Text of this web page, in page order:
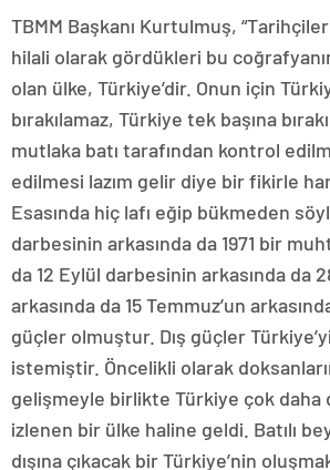
TBMM Başkanı Kurtulmuş,
hilali olarak gördükleri bu
olan ülke, Türkiye’dir. Onun için
bırakılamaz, Türkiye tek başına
mutlaka batı tarafından kontrol
edilmesi lazım gelir diye bir fikirle
Esasında hiç lafı eğip bükmeden
darbesinin arkasında da 1971 bir
da 12 Eylül darbesinin arkasında da
arkasında da 15 Temmuz’un
güçler olmuştur. Dış güçler
istemiştir. Öncelikli olarak
gelişmeyle birlikte Türkiye çok daha
izlenen bir ülke haline geldi. Batılı
dışına çıkacak bir Türkiye’nin